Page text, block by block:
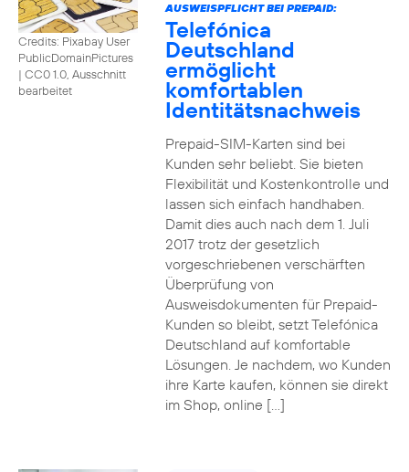
Credits: Pixabay User
PublicDomainPictures
| CC0 1.0, Ausschnitt
bearbeitet
AUSWEISPFLICHT BEI PREPAID:
Telefónica
Deutschland
ermöglicht
komfortablen
Identitätsnachweis
Prepaid-SIM-Karten sind bei
Kunden sehr beliebt. Sie bieten
Flexibilität und Kostenkontrolle und
lassen sich einfach handhaben.
Damit dies auch nach dem 1. Juli
2017 trotz der gesetzlich
vorgeschriebenen verschärften
Überprüfung von
Ausweisdokumenten für Prepaid-
Kunden so bleibt, setzt Telefónica
Deutschland auf komfortable
Lösungen. Je nachdem, wo Kunden
ihre Karte kaufen, können sie direkt
im Shop, online […]